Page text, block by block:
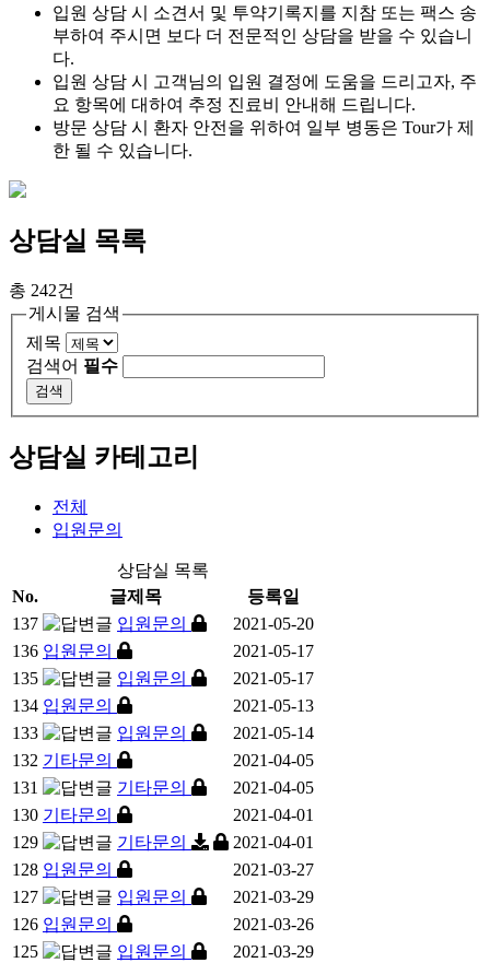
입원 상담 시 소견서 및 투약기록지를 지참 또는 팩스 송
부하여 주시면 보다 더 전문적인 상담을 받을 수 있습니
다.
입원 상담 시 고객님의 입원 결정에 도움을 드리고자, 주
요 항목에 대하여 추정 진료비 안내해 드립니다.
방문 상담 시 환자 안전을 위하여 일부 병동은 Tour가 제
한 될 수 있습니다.
상담실 목록
총 242건
게시물 검색
제목
검색어 필수
상담실 카테고리
전체
입원문의
상담실 목록
No.
글제목
등록일
137
입원문의
2021-05-20
136 입원문의
2021-05-17
135
입원문의
2021-05-17
134 입원문의
2021-05-13
133
입원문의
2021-05-14
132 기타문의
2021-04-05
131
기타문의
2021-04-05
130 기타문의
2021-04-01
129
기타문의
2021-04-01
128 입원문의
2021-03-27
127
입원문의
2021-03-29
126 입원문의
2021-03-26
125
입원문의 2021-03-29